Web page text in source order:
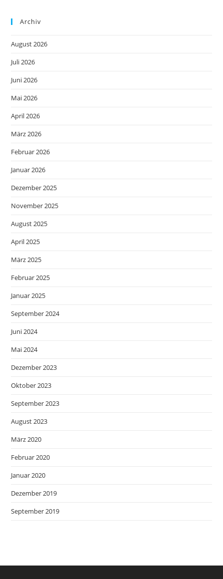
Archiv
August 2026
Juli 2026
Juni 2026
Mai 2026
April 2026
März 2026
Februar 2026
Januar 2026
Dezember 2025
November 2025
August 2025
April 2025
März 2025
Februar 2025
Januar 2025
September 2024
Juni 2024
Mai 2024
Dezember 2023
Oktober 2023
September 2023
August 2023
März 2020
Februar 2020
Januar 2020
Dezember 2019
September 2019